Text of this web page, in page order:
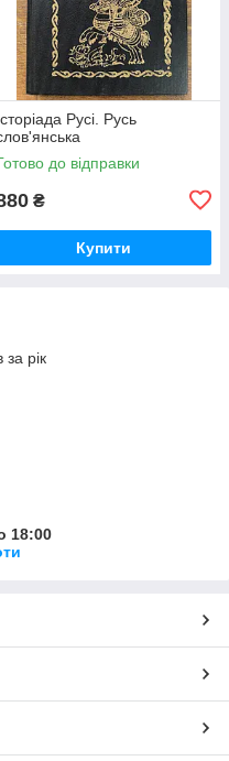
Русі. Русь
до відправки
₴
Купити
за рік
18:00